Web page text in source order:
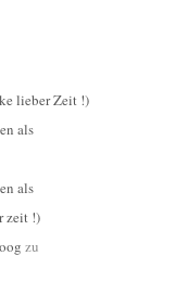
lieber Zeit !)
als
als
zeit !)
zu